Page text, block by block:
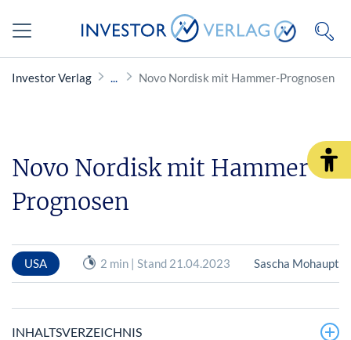
Investor Verlag Novo Nordisk mit Hammer-Prognosen
Novo Nordisk mit Hammer-
Prognosen
USA 2 min | Stand 21.04.2023 Sascha Mohaupt
INHALTSVERZEICHNIS